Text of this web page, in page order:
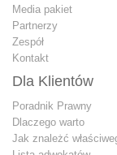
Media pakiet
Partnerzy
Zespół
Kontakt
Dla Klientów
Poradnik Prawny
Dlaczego warto
Jak znależć